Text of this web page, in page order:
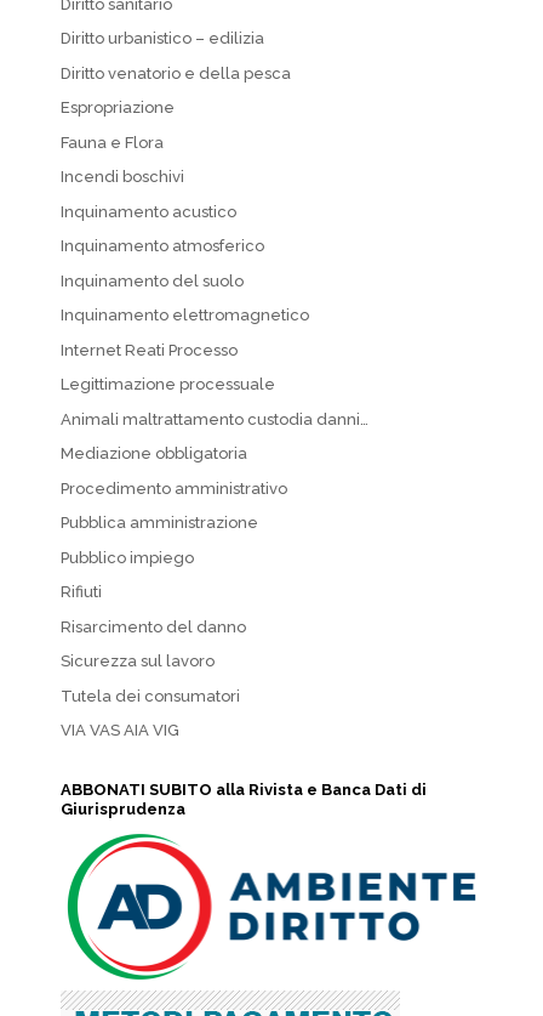
Diritto sanitario
Diritto urbanistico – edilizia
Diritto venatorio e della pesca
Espropriazione
Fauna e Flora
Incendi boschivi
Inquinamento acustico
Inquinamento atmosferico
Inquinamento del suolo
Inquinamento elettromagnetico
Internet Reati Processo
Legittimazione processuale
Animali maltrattamento custodia danni…
Mediazione obbligatoria
Procedimento amministrativo
Pubblica amministrazione
Pubblico impiego
Rifiuti
Risarcimento del danno
Sicurezza sul lavoro
Tutela dei consumatori
VIA VAS AIA VIG
ABBONATI SUBITO alla Rivista e Banca Dati di
Giurisprudenza